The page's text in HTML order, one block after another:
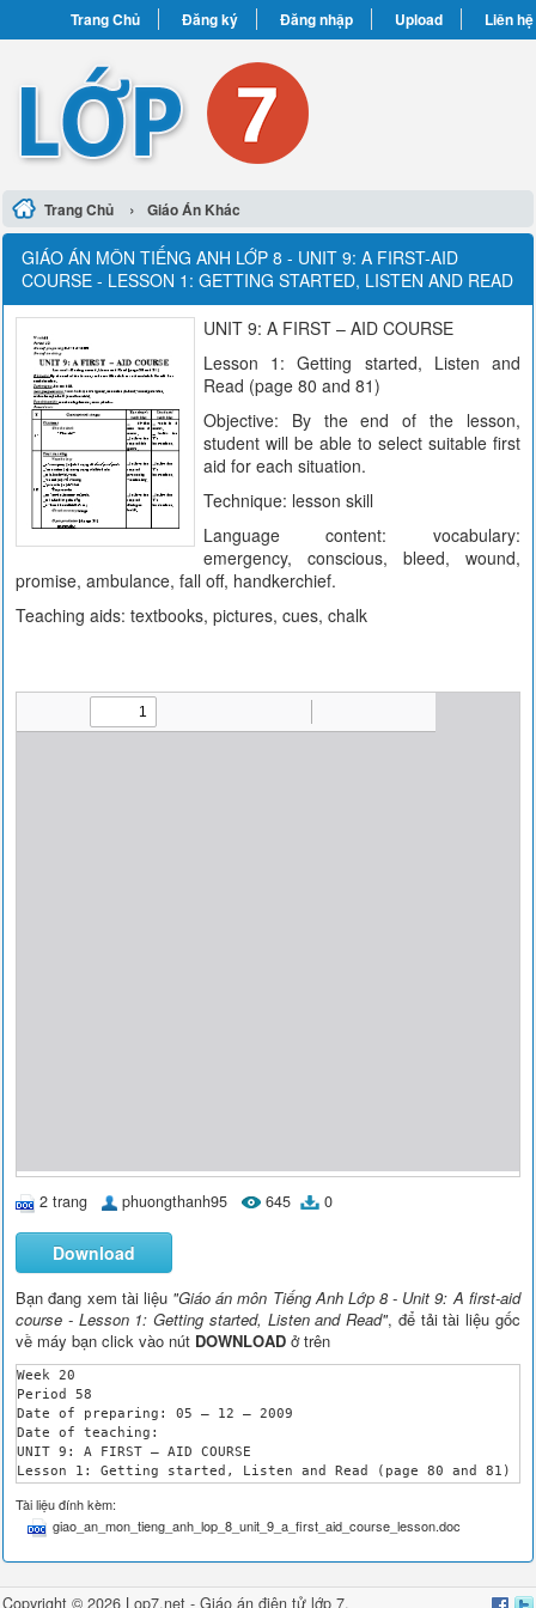
Trang Chủ Đăng ký Đăng nhập Upload Liên hệ
Trang Chủ › Giáo Án Khác
GIÁO ÁN MÔN TIẾNG ANH LỚP 8 - UNIT 9: A FIRST-AID
COURSE - LESSON 1: GETTING STARTED, LISTEN AND READ
UNIT 9: A FIRST – AID COURSE
Lesson 1: Getting started, Listen and
Read (page 80 and 81)
Objective: By the end of the lesson,
student will be able to select suitable first
aid for each situation.
Technique: lesson skill
Language content: vocabulary:
emergency, conscious, bleed, wound,
promise, ambulance, fall off, handkerchief.
Teaching aids: textbooks, pictures, cues, chalk
2 trang phuongthanh95 645 0
Download
Bạn đang xem tài liệu "Giáo án môn Tiếng Anh Lớp 8 - Unit 9: A first-aid
course - Lesson 1: Getting started, Listen and Read", để tải tài liệu gốc
về máy bạn click vào nút DOWNLOAD ở trên
Week 20
Period 58
Date of preparing: 05 – 12 – 2009
Date of teaching:
UNIT 9: A FIRST – AID COURSE
Lesson 1: Getting started, Listen and Read (page 80 and 81)
Objective: By the end of the lesson, student will be able
Technique: lesson skill
Language content: vocabulary: emergency, conscious, bleed,
Procedures
T
Content and stages
Tài liệu đính kèm:
giao_an_mon_tieng_anh_lop_8_unit_9_a_first_aid_course_lesson.doc
Copyright © 2026 Lop7.net -Giáo án điện tử lớp 7,